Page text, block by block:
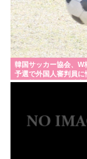
西鉄、天神駅
る 第三者が
Powered by
韓国サッカー協会、W
予選で外国人審判員に
か…韓国放送局が独占